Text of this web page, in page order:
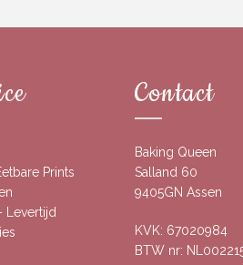
Prints
Levertijd
Contact
Baking Queen
Salland 60
9405GN Assen
KVK: 67020984
BTW nr: